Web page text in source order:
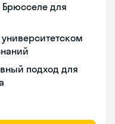
для
подход для